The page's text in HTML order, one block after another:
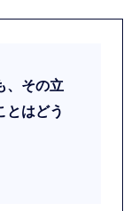
、その立
とはどう